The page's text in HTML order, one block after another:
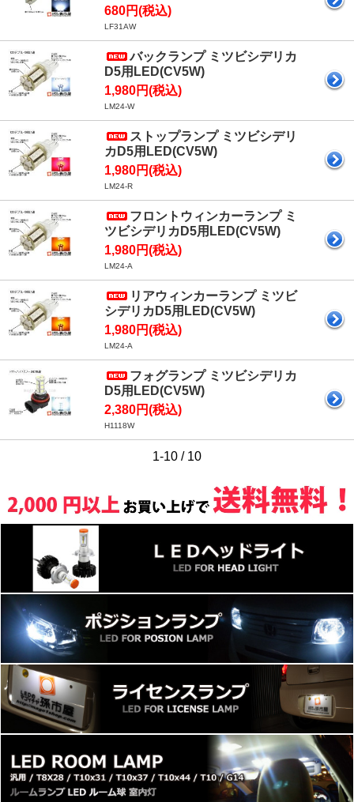
680円(税込)
LF31AW
バックランプ ミツビシデリカ
D5用LED(CV5W)
1,980円(税込)
LM24-W
ストップランプ ミツビシデリ
カD5用LED(CV5W)
1,980円(税込)
LM24-R
フロントウィンカーランプ ミ
ツビシデリカD5用LED(CV5W)
1,980円(税込)
LM24-A
リアウィンカーランプ ミツビ
シデリカD5用LED(CV5W)
1,980円(税込)
LM24-A
フォグランプ ミツビシデリカ
D5用LED(CV5W)
2,380円(税込)
H1118W
1-10 / 10